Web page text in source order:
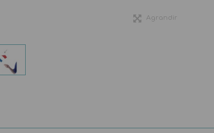
Agrandir